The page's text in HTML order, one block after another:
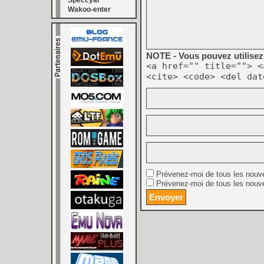
Wakoo-enter
NOTE - Vous pouvez
<a href="" title="">
<cite> <code> <del
Prévenez-moi de tous les
Prévenez-moi de tous les